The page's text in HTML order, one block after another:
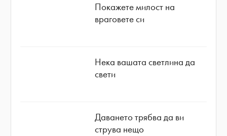
Покажете милост на
враговете си
Нека вашата светлина да
свети
Даването трябва да ви
струва нещо